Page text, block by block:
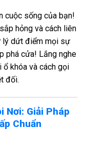
cuộc sống của bạn!
hỏng và cách liên
lý dứt điểm mọi sự
phá cửa! Lắng nghe
ổ khóa và cách gọi
đối.
Nơi: Giải Pháp
Chuẩn